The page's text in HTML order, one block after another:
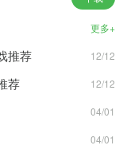
色们的独特魅力，与
的心开始属于自己的
更多+
推荐 12/12
荐 12/12
04/01
04/01